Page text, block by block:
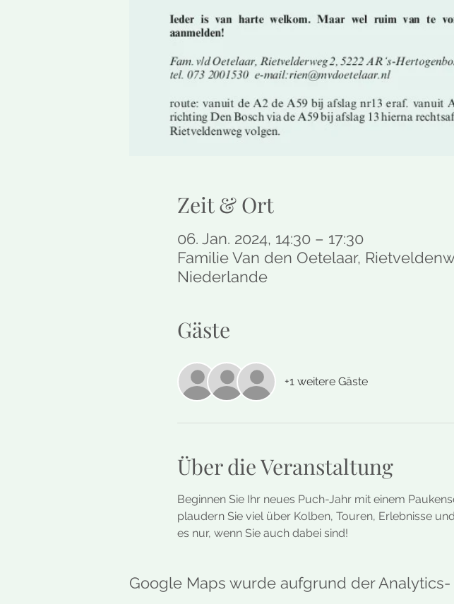
Zeit & Ort
06. Jan. 2024, 14:30 – 17:30
Familie Van den Oetelaar,
Niederlande
Gäste
+1 weitere Gäste
Über die Veranstaltung
Beginnen Sie Ihr neues Puch-Jahr mit einem
plaudern Sie viel über Kolben, Touren, Erlebnisse
es nur, wenn Sie auch dabei sind!
Google Maps wurde aufgrund der